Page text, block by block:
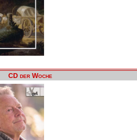
CD der Woche